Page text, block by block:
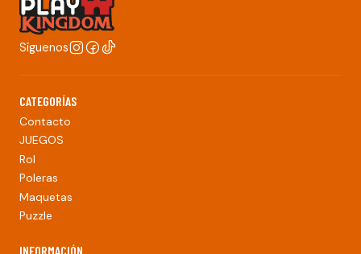
Síguenos
CATEGORÍAS
Contacto
JUEGOS
Rol
Poleras
Maquetas
Puzzle
INFORMACIÓN